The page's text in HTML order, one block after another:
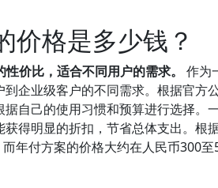
价格是多少钱？
价比，适合不同用户的需求。
作为
企业级客户的不同需求。根据官
自己的使用习惯和预算进行选择
得明显的折扣，节省总体支出。
年付方案的价格大约在人民币300